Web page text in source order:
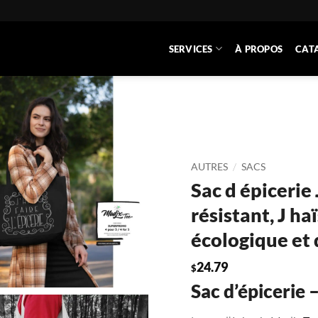
SERVICES À PROPOS
AUTRES / SACS
Sac d
résistant, J
écologique et
$24.79
Sac d’épicerie